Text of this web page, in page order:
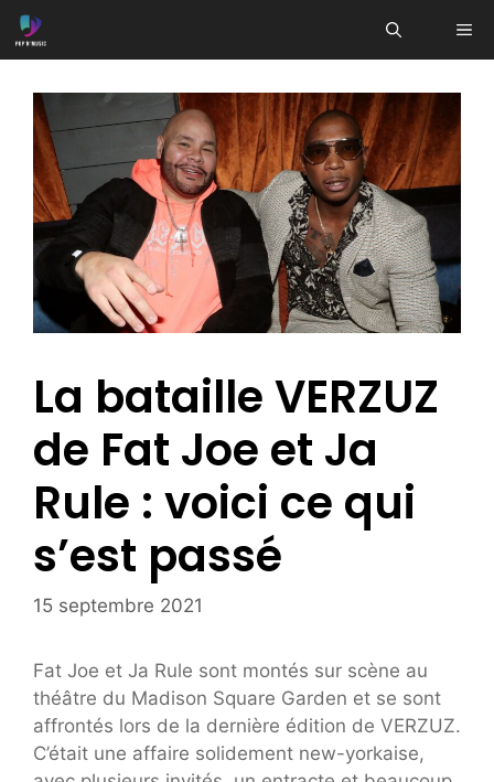
Aller
au
La bataille VERZUZ
de Fat Joe et Ja
Rule : voici ce qui
s’est passé
15 septembre 2021
Fat Joe et Ja Rule sont montés sur scène au
théâtre du Madison Square Garden et se sont
affrontés lors de la dernière édition de VERZUZ.
C’était une affaire solidement new-yorkaise,